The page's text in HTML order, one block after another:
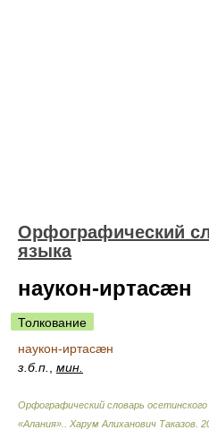
Орфографический
языка
наукон-иртасæн
Толкование
наукон-иртасæн
з.б.п.
мин.
Орфографический словарь
«Алания».
Харум Алиханович Таказов